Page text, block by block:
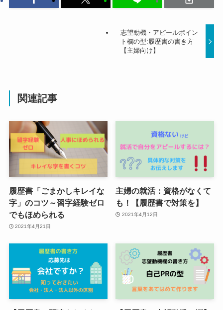
志望動機・アピールポイン
ト欄の型:履歴書の書き方
【主婦向け】
関連記事
履歴書「ごまかしキレイな
字」のコツ～習字経験ゼロ
でもほめられる
2021年4月21日
主婦の就活：資格がなくて
も！【履歴書で対策を】
2021年4月12日